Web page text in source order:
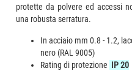
protette da polvere ed accessi
una robusta serratura.
In acciaio mm 0.8 - 1.2,
nero (RAL 9005)
Rating di protezione IP 20